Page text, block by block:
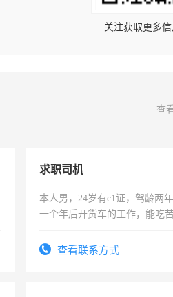
关注获取更多信
查
求职司机
本人男，24岁有c1证，驾龄两
一个年后开货车的工作，能吃
查看联系方式